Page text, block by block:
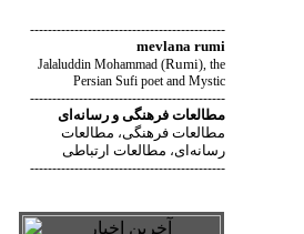
--------------------------------------------
mevlana rumi
Jalaluddin Mohammad (Rumi), the
Persian Sufi poet and Mystic
--------------------------------------------
مطالعات فرهنگی و رسانه‌ای
مطالعات فرهنگی، مطالعات
رسانه‌ای، مطالعات ارتباطی
--------------------------------------------